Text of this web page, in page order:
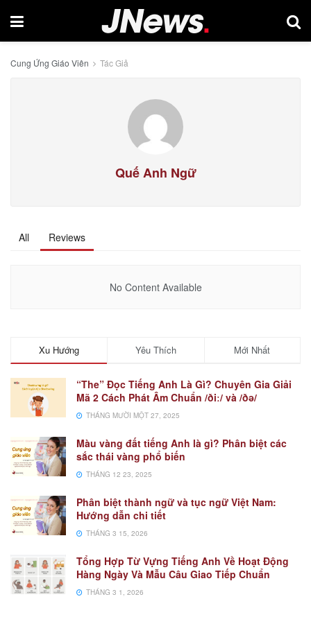
Cung Ứng Giáo Viên Tác Giả
Quế Anh Ngữ
All Reviews
No Content Available
Xu Hướng Yêu Thích Mới Nhất
“The” Đọc Tiếng Anh Là Gì? Chuyên Gia Giải
Mã 2 Cách Phát Âm Chuẩn /ðiː/ và /ðə/
THÁNG MƯỜI MỘT 27, 2025
Màu vàng đất tiếng Anh là gì? Phân biệt các
sắc thái vàng phổ biến
THÁNG 12 23, 2025
Phân biệt thành ngữ và tục ngữ Việt Nam:
Hướng dẫn chi tiết
THÁNG 3 15, 2026
Tổng Hợp Từ Vựng Tiếng Anh Về Hoạt Động
Hàng Ngày Và Mẫu Câu Giao Tiếp Chuẩn
THÁNG 3 1, 2026